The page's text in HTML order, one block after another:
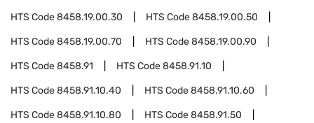
HTS Code8458.19.00.30 HTS Code8458.19.00.50
HTS Code8458.19.00.70 HTS Code8458.19.00.90
HTS Code8458.91 HTS Code8458.91.10
HTS Code8458.91.10.40 HTS Code8458.91.10.60
HTS Code8458.91.10.80 HTS Code8458.91.50